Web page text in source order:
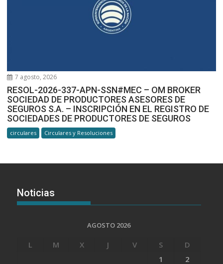
7 agosto, 2026
RESOL-2026-337-APN-SSN#MEC – OM BROKER
SOCIEDAD DE PRODUCTORES ASESORES DE
SEGUROS S.A. – INSCRIPCIÓN EN EL REGISTRO DE
SOCIEDADES DE PRODUCTORES DE SEGUROS
circulares Circulares y Resoluciones
Noticias
AGOSTO 2026
L M X J V S
D
1
2